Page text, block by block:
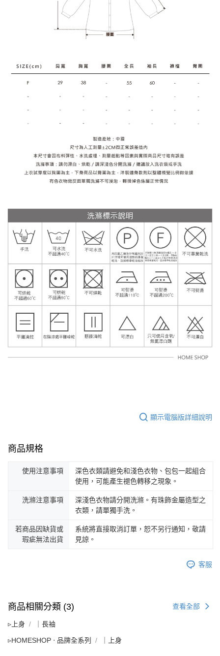
顯示電腦版詳細說明
商品規格
使用注意事項
深色衣類請避免和淺色衣物、包包一起組合
使用，可能產生褪色轉移之現象。
洗滌注意事項
深淺色衣物請分開洗滌。有珠飾金屬造型之
衣類，請單獨手洗。
若商品因缺貨或
瑕疵無法出貨
系統將直接取消訂單，恕不另行通知，敬請
見諒。
客服
商品相關分類 (3) 查看全部
▹上身 ｜長袖
▹HOMESHOP ‧ 品牌全系列 ｜上身